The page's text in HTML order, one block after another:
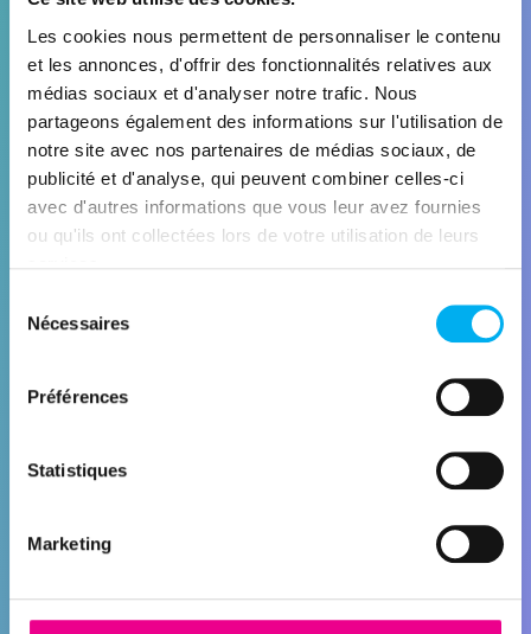
Les cookies nous permettent de personnaliser le contenu
et les annonces, d'offrir des fonctionnalités relatives aux
médias sociaux et d'analyser notre trafic. Nous
partageons également des informations sur l'utilisation de
notre site avec nos partenaires de médias sociaux, de
publicité et d'analyse, qui peuvent combiner celles-ci
avec d'autres informations que vous leur avez fournies
ou qu'ils ont collectées lors de votre utilisation de leurs
Nécessaires
Préférences
Statistiques
Marketing
Découvrir la solution
TARGET